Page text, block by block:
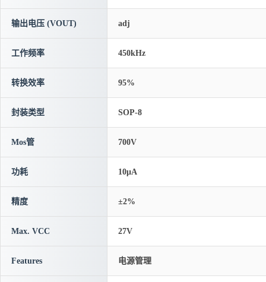
输出电压 (VOUT) adj
工作频率 450kHz
转换效率 95%
封装类型 SOP-8
Mos管 700V
功耗 10μA
精度 ±2%
Max. VCC 27V
Features 电源管理